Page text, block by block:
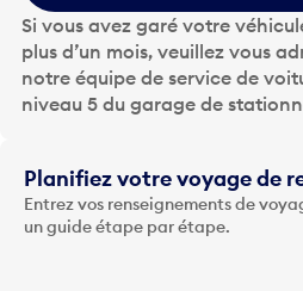
z
s
u
r
l
t
o
u
Si vous avez garé votre
plus d’un mois, veuillez vous
notre équipe de service de
niveau 5 du garage de
Planifiez votre voyage de
Entrez vos renseignements de
un guide étape par étape.